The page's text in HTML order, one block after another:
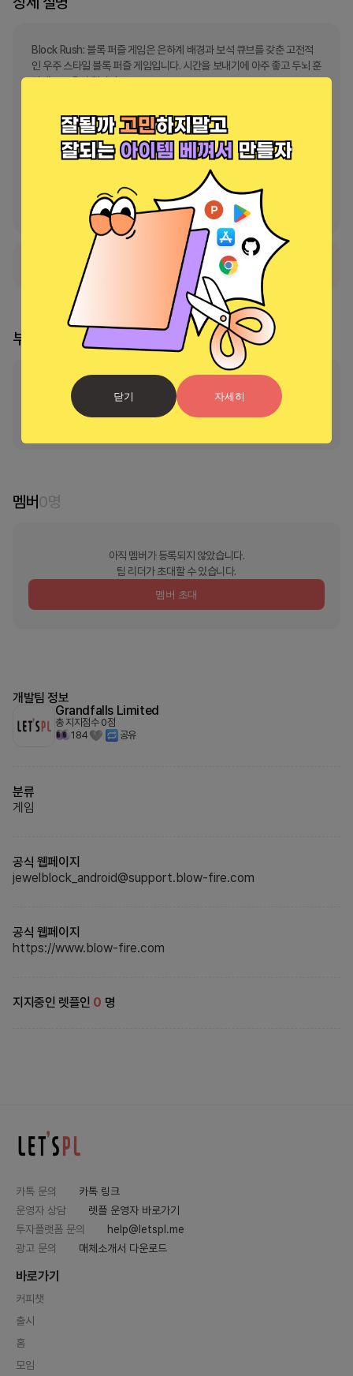
닫기 자세히
Block Rush: 블록 퍼즐 게임은 은하계 배경과 보석 큐브를 갖춘 고전적
인 우주 스타일 블록 퍼즐 게임입니다. 시간을 보내기에 아주 좋고 두뇌 훈
련에도 도움이 됩니다.
긴장을 풀고 두뇌를 훈련하고 IQ를 테스트해보세요! Block Rush: 블록
퍼즐 게임을 8x8 보드에 배치하고 행, 열 또는 사각형을 채워 게임에서
보석 블록을 제거하세요. 최고 점수를 깨기 위해 공간이 부족하지 않고 최
대한 오랫동안 플레이하세요!
배우기 쉽지만 마스터하기는 어렵습니다! Block Rush: 블록 퍼즐 게임을
매일 플레이하여 정신을 갈고 닦으세요.
정식 서비스로 출시되었습니다.
부스 리더
부스의 리더가 지정되지 않았습니다
리더 신청 및 소유권 이
멤버0명
아직 멤버가 등록되지 않았습니다.
팀 리더가 초대할 수 있습니다.
멤버 초대
개발팀 정보
Grandfalls Limited
총 지지점수 0점
184
공유
분류
게임
공식 웹페이지
jewelblock_android@support.blow-fire.com
공식 웹페이지
https://www.blow-fire.com
지지중인 렛플인 0 명
카톡 문의
카톡 링크
운영자 상담
렛플 운영자 바로가기
투자플랫폼 문의
help@letspl.me
광고 문의
매체소개서 다운로드
바로가기
커피챗
출시
홈
모임